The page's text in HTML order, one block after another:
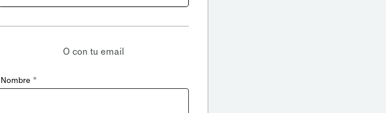
O con tu email
Nombre *